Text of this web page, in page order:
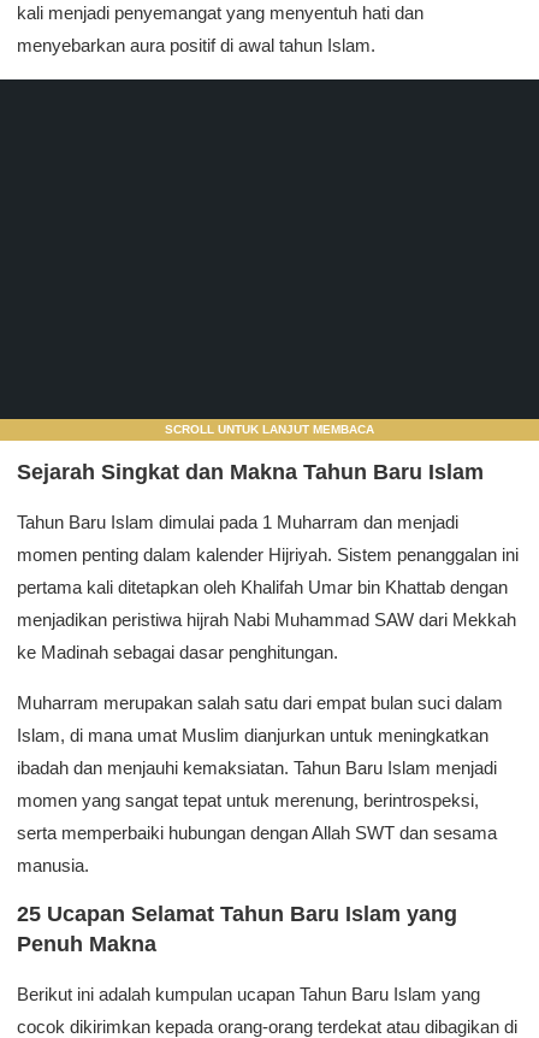
kali menjadi penyemangat yang menyentuh hati dan
menyebarkan aura positif di awal tahun Islam.
SCROLL UNTUK LANJUT MEMBACA
Sejarah Singkat dan Makna Tahun Baru Islam
Tahun Baru Islam dimulai pada 1 Muharram dan menjadi
momen penting dalam kalender Hijriyah. Sistem penanggalan ini
pertama kali ditetapkan oleh Khalifah Umar bin Khattab dengan
menjadikan peristiwa hijrah Nabi Muhammad SAW dari Mekkah
ke Madinah sebagai dasar penghitungan.
Muharram merupakan salah satu dari empat bulan suci dalam
Islam, di mana umat Muslim dianjurkan untuk meningkatkan
ibadah dan menjauhi kemaksiatan. Tahun Baru Islam menjadi
momen yang sangat tepat untuk merenung, berintrospeksi,
serta memperbaiki hubungan dengan Allah SWT dan sesama
manusia.
25 Ucapan Selamat Tahun Baru Islam yang
Penuh Makna
Berikut ini adalah kumpulan ucapan Tahun Baru Islam yang
cocok dikirimkan kepada orang-orang terdekat atau dibagikan di